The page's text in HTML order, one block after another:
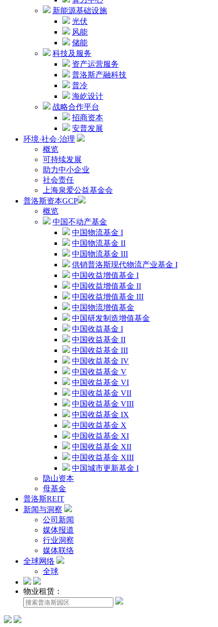
新能源基础设施
光伏
风能
储能
科技及服务
资产运营服务
普洛斯产融科技
普冷
海屹设计
战略合作平台
招商资本
安普发展
环境·社会·治理
概览
可持续发展
助力中小企业
社会责任
上海泉爱公益基金会
普洛斯资本GCP
概览
中国不动产基金
中国物流基金 I
中国物流基金 II
中国物流基金 III
供销普洛斯现代物流产业基金 I
中国收益增值基金 I
中国收益增值基金 II
中国收益增值基金 III
中国物流增值基金
中国研发制造增值基金
中国收益基金 I
中国收益基金 II
中国收益基金 III
中国收益基金 IV
中国收益基金 V
中国收益基金 VI
中国收益基金 VII
中国收益基金 VIII
中国收益基金 IX
中国收益基金 X
中国收益基金 XI
中国收益基金 XII
中国收益基金 XIII
中国城市更新基金 I
隐山资本
母基金
普洛斯REIT
新闻与洞察
公司新闻
媒体报道
行业洞察
媒体联络
全球网络
全球
物业租赁：